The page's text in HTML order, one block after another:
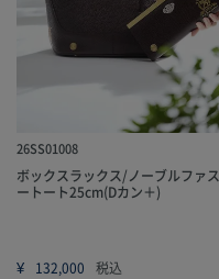
26SS01008
ボックスラックス/ノーブルファ
ートート25cm(Dカン＋)
¥ 132,000 税込